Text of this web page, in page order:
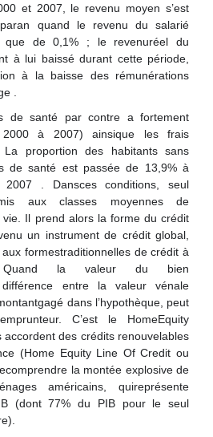
et 2007, le revenu moyen s’est
quand le revenu du salarié
que de 0,1% ; le revenuréel du
à lui baissé durant cette période,
à la baisse des rémunérations
.
de santé par contre a fortement
à 2007) ainsique les frais
La proportion des habitants sans
de santé est passée de 13,9% à
. Dansces conditions, seul
aux classes moyennes de
Il prend alors la forme du crédit
un instrument de crédit global,
formestraditionnelles de crédit à
Quand la valeur du bien
différence entre la valeur vénale
dans l’hypothèque, peut
C’est le HomeEquity
accordent des crédits renouvelables
(Home Equity Line Of Credit ou
la montée explosive de
américains, quireprésente
(dont 77% du PIB pour le seul